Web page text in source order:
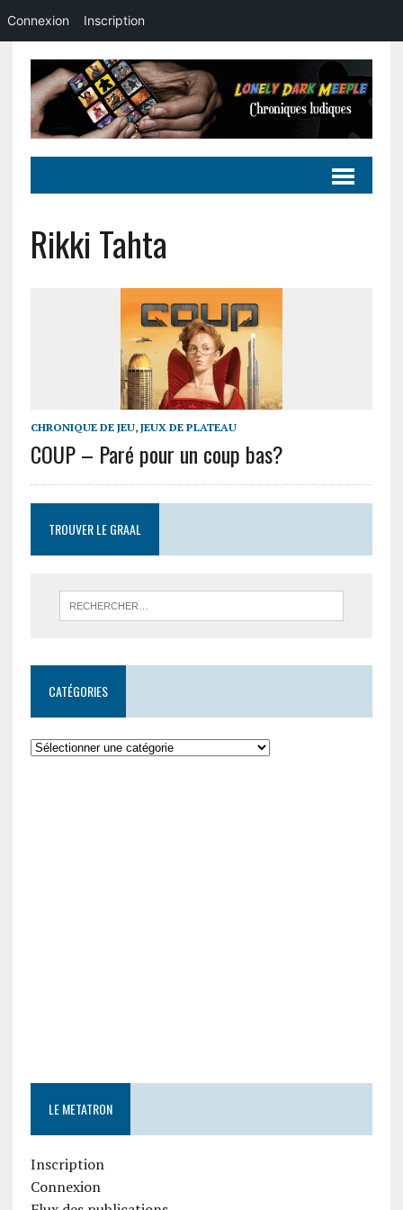
Rikki Tahta
CHRONIQUE DE JEU, JEUX DE PLATEAU
COUP – Paré pour un coup bas?
TROUVER LE GRAAL
CATÉGORIES
LE METATRON
Inscription
Connexion
Connexion Inscription